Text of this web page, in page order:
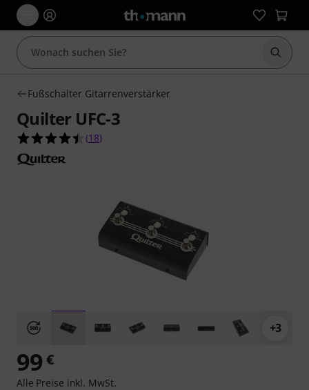
Suche
Fußschalter Gitarrenverstärker
Quilter UFC-3
4.4 von 5 Sternen aus 18 Kundenbewertungen
(18)
+3
99 €
Alle Preise inkl. MwSt.